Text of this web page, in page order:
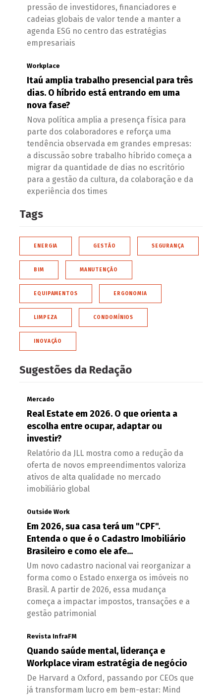
pressão de investidores, financiadores e
cadeias globais de valor tende a manter a
agenda ESG no centro das estratégias
empresariais
Workplace
Itaú amplia trabalho presencial para três
dias. O híbrido está entrando em uma
nova fase?
Nova política amplia a presença física para
parte dos colaboradores e reforça uma
tendência observada em grandes empresas:
a discussão sobre trabalho híbrido começa a
migrar da quantidade de dias no escritório
para a gestão da cultura, da colaboração e da
experiência dos times
Tags
ENERGIA GESTÃO SEGURANÇA
BIM MANUTENÇÃO
EQUIPAMENTOS ERGONOMIA
LIMPEZA CONDOMÍNIOS
INOVAÇÃO
Sugestões da Redação
Mercado
Real Estate em 2026. O que orienta a
escolha entre ocupar, adaptar ou
investir?
Relatório da JLL mostra como a redução da
oferta de novos empreendimentos valoriza
ativos de alta qualidade no mercado
imobiliário global
Outside Work
Em 2026, sua casa terá um "CPF".
Entenda o que é o Cadastro Imobiliário
Brasileiro e como ele afe...
Um novo cadastro nacional vai reorganizar a
forma como o Estado enxerga os imóveis no
Brasil. A partir de 2026, essa mudança
começa a impactar impostos, transações e a
gestão patrimonial
Revista InfraFM
Quando saúde mental, liderança e
Workplace viram estratégia de negócio
De Harvard a Oxford, passando por CEOs que
já transformam lucro em bem-estar: Mind